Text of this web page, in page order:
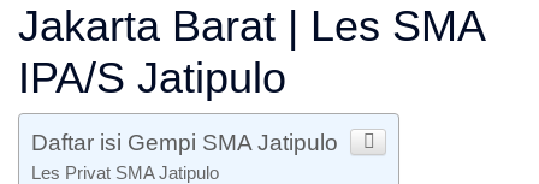
Jakarta Barat | Les SMA
IPA/S Jatipulo
Daftar isi Gempi SMA Jatipulo
Les Privat SMA Jatipulo